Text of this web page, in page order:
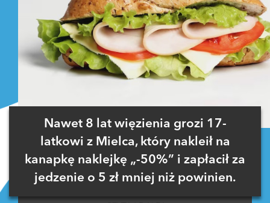
Nawet 8 lat więzienia grozi 17-
latkowi z Mielca, który nakleił na
kanapkę naklejkę „-50%” i zapłacił za
jedzenie o 5 zł mniej niż powinien.